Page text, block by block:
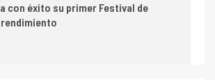
con éxito su primer Festival de